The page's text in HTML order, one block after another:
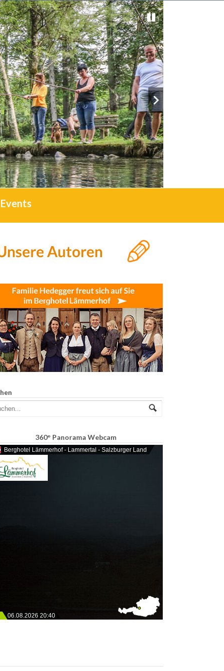
Events
360° Panorama Webcam
Berghotel Lämmerhof - Lammertal - Salzburger Land
06.08.2026 20:40